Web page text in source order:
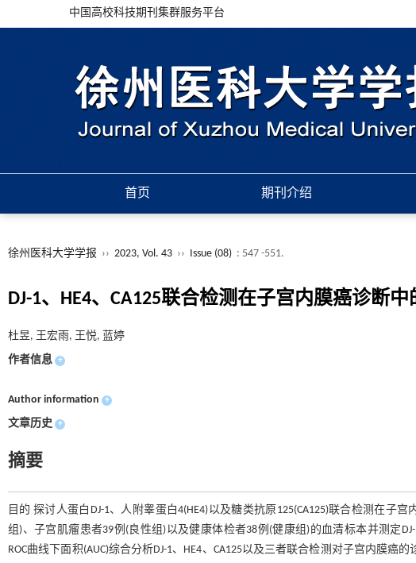
中国高校科技期刊集群服务平台
首页 期刊介绍
徐州医科大学学报 ›› 2023, Vol. 43 ›› Issue (08) : 547 -551.
DJ-1、HE4、CA125联合检测在子宫内膜癌诊断
杜昱, 王宏雨, 王悦, 蓝婷
作者信息 +
Author information +
文章历史 +
摘要
目的 探讨人蛋白DJ-1、人附睾蛋白4(HE4)以及糖类抗原125(CA125)联合检测在子
组)、子宫肌瘤患者39例(良性组)以及健康体检者38例(健康组)的血清标本并测定
ROC曲线下面积(AUC)综合分析DJ-1、HE4、CA125以及三者联合检测对子宫内膜